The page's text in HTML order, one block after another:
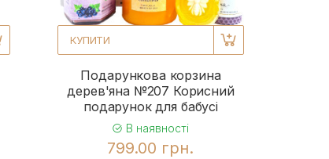
КУПИТИ
Подарункова корзина
дерев'яна №207 Корисний
подарунок для бабусі
В наявності
799.00 грн.